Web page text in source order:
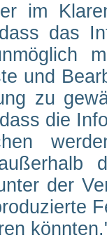
im
das
und
zu
die
der